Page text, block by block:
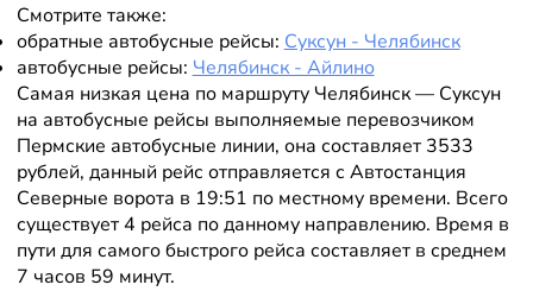
Смотрите также:
обратные автобусные рейсы: Суксун - Челябинск
автобусные рейсы: Челябинск - Айлино
Самая низкая цена по маршруту Челябинск — Суксун
на автобусные рейсы выполняемые перевозчиком
Пермские автобусные линии, она составляет 3533
рублей, данный рейс отправляется с Автостанция
Северные ворота в 19:51 по местному времени. Всего
существует 4 рейса по данному направлению. Время в
пути для самого быстрого рейса составляет в среднем
7 часов 59 минут.